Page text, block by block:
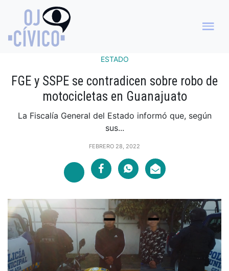
ESTADO
FGE y SSPE se contradicen sobre robo de
motocicletas en Guanajuato
La Fiscalía General del Estado informó que, según
sus...
FEBRERO 28, 2022